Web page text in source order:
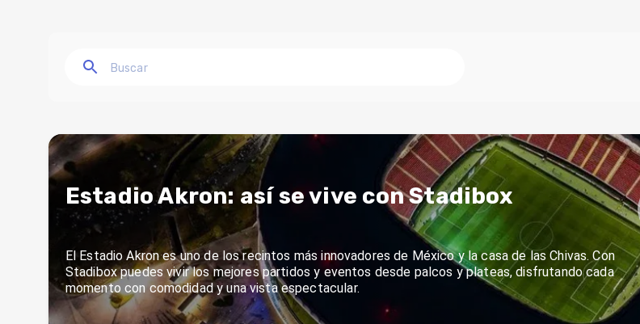
Estadio Akron: así se vive con Stadibox
El Estadio Akron es uno de los recintos más innovadores de México y la casa de las Chivas. Con
Stadibox puedes vivir los mejores partidos y eventos desde palcos y plateas, disfrutando cada
momento con comodidad y una vista espectacular.